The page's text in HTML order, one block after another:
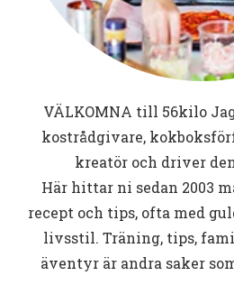
VÄLKOMNA till 56kilo
kostrådgivare,
kreatör och driver
Här hittar ni sedan 2003
recept och tips, ofta med
livsstil. Träning, tips,
äventyr är andra saker